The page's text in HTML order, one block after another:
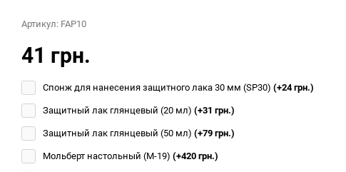
Артикул: FAP10
41 грн.
Спонж для нанесения защитного лака 30 мм (SP30) (+24 грн.)
Защитный лак глянцевый (20 мл) (+31 грн.)
Защитный лак глянцевый (50 мл) (+79 грн.)
Мольберт настольный (М-19) (+420 грн.)